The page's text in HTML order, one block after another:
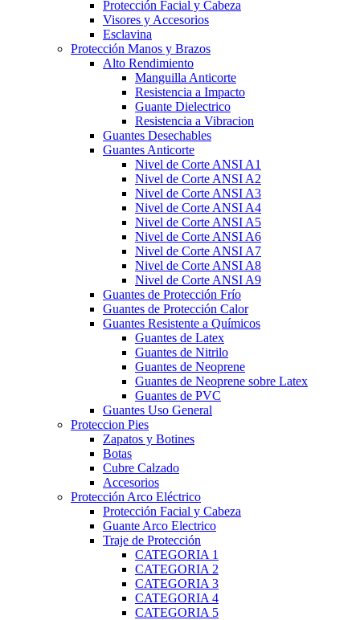
Protección Facial y Cabeza
Visores y Accesorios
Esclavina
Protección Manos y Brazos
Alto Rendimiento
Manguilla Anticorte
Resistencia a Impacto
Guante Dielectrico
Resistencia a Vibracion
Guantes Desechables
Guantes Anticorte
Nivel de Corte ANSI A1
Nivel de Corte ANSI A2
Nivel de Corte ANSI A3
Nivel de Corte ANSI A4
Nivel de Corte ANSI A5
Nivel de Corte ANSI A6
Nivel de Corte ANSI A7
Nivel de Corte ANSI A8
Nivel de Corte ANSI A9
Guantes de Protección Frío
Guantes de Protección Calor
Guantes Resistente a Químicos
Guantes de Latex
Guantes de Nitrilo
Guantes de Neoprene
Guantes de Neoprene sobre Latex
Guantes de PVC
Guantes Uso General
Proteccion Pies
Zapatos y Botines
Botas
Cubre Calzado
Accesorios
Protección Arco Eléctrico
Protección Facial y Cabeza
Guante Arco Electrico
Traje de Protección
CATEGORIA 1
CATEGORIA 2
CATEGORIA 3
CATEGORIA 4
CATEGORIA 5